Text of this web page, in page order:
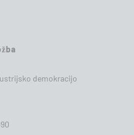
demokracijo